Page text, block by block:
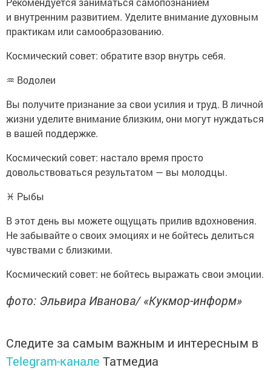
и внутренним развитием. Уделите внимание духовным
практикам или самообразованию.
Космический совет: обратите взор внутрь себя.
♒ Водолеи
Вы получите признание за свои усилия и труд. В личной
жизни уделите внимание близким, они могут нуждаться
в вашей поддержке.
Космический совет: настало время просто
довольствоваться результатом — вы молодцы.
♓ Рыбы
В этот день вы можете ощущать прилив вдохновения.
Не забывайте о своих эмоциях и не бойтесь делиться
чувствами с близкими.
Космический совет: не бойтесь выражать свои эмоции.
фото: Эльвира Иванова/ «Кукмор-информ»
Следите за самым важным и интересным в
Telegram-канале Татмедиа